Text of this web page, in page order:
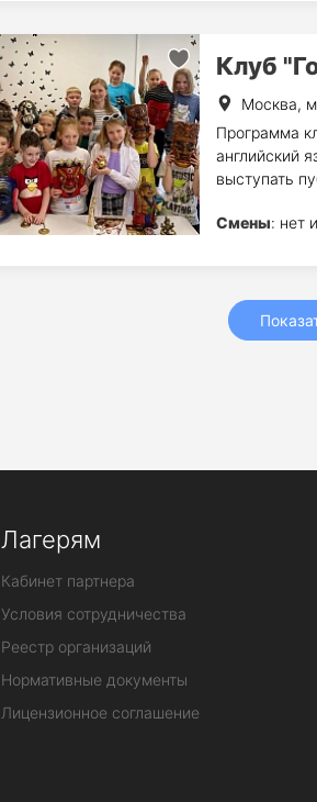
Клуб
Москва,
Программа
английский
выступать
Смены: нет
Лагерям
Кабинет партнера
Условия сотрудничества
Реестр организаций
Нормативные документы
Лицензионное соглашение